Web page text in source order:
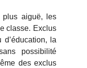
plus aiguë, les
classe. Exclus
la
possibilité
des exclus